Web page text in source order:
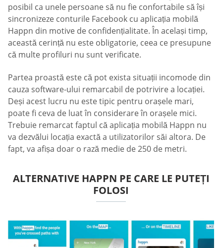
posibil ca unele persoane să nu fie confortabile să își
sincronizeze conturile Facebook cu aplicația mobilă
Happn din motive de confidențialitate. În același timp,
această cerință nu este obligatorie, ceea ce presupune
că multe profiluri nu sunt verificate.
Partea proastă este că pot exista situații incomode din
cauza software-ului remarcabil de potrivire a locației.
Deși acest lucru nu este tipic pentru orașele mari,
poate fi ceva de luat în considerare în orașele mici.
Trebuie remarcat faptul că aplicația mobilă Happn nu
va dezvălui locația exactă a utilizatorilor săi altora. De
fapt, va afișa doar o rază medie de 250 de metri.
ALTERNATIVE HAPPN PE CARE LE PUTEȚI
FOLOSI